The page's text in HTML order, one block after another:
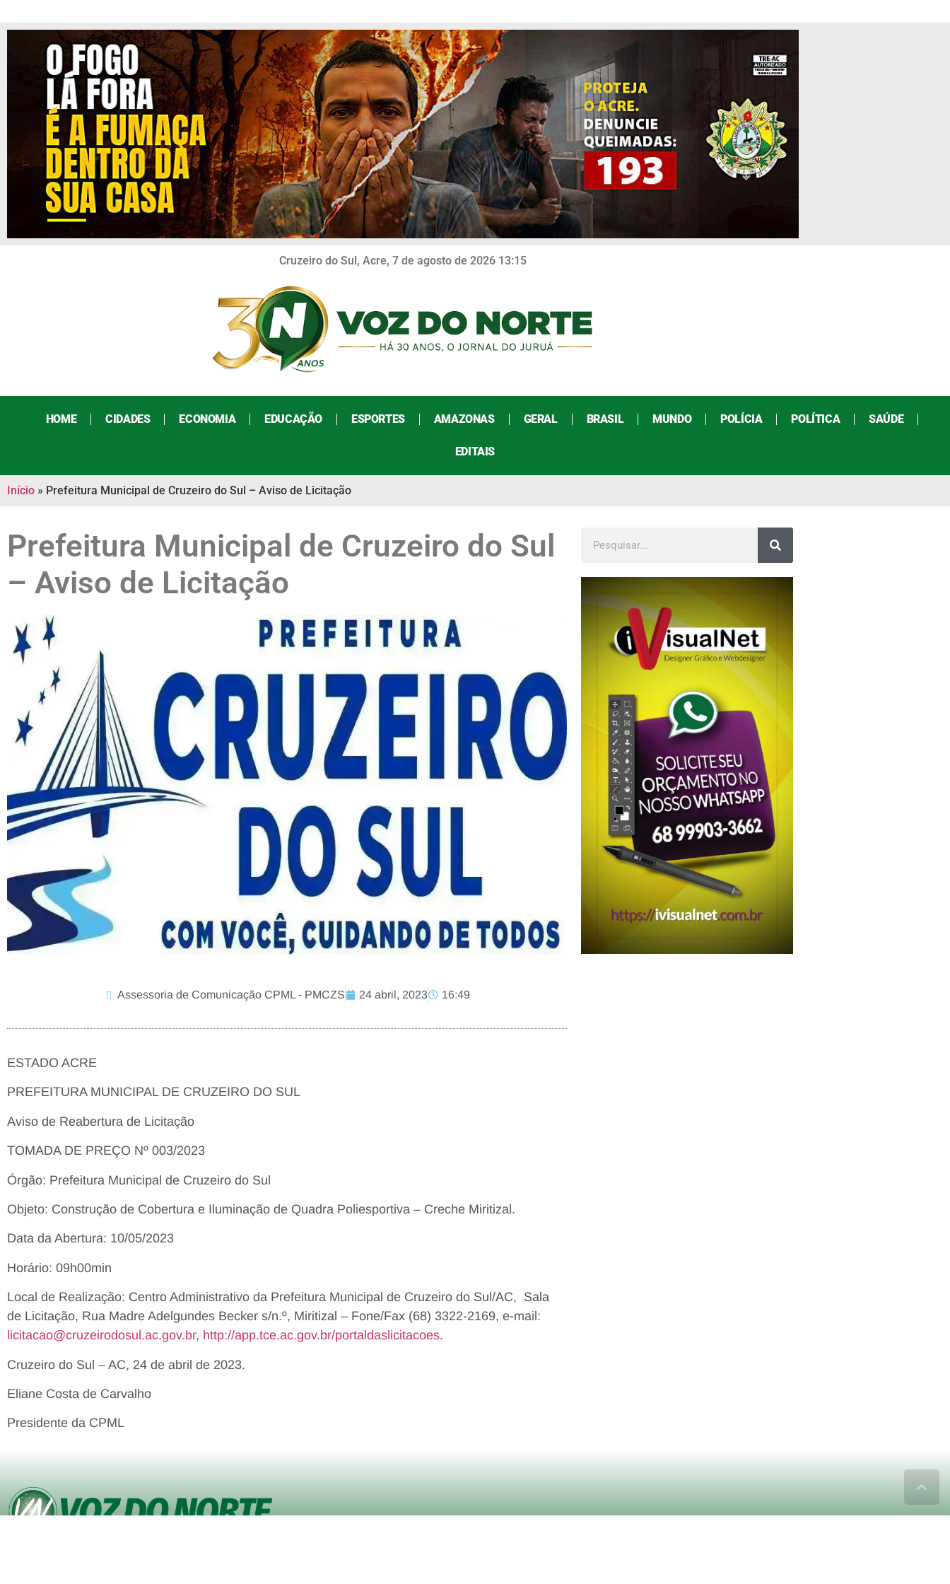
Cruzeiro do Sul, Acre, 7 de agosto de 2026 13:15
HOME CIDADES ECONOMIA EDUCAÇÃO ESPORTES AMAZONAS GERAL BRASIL MUNDO POLÍCIA POLÍTICA SAÚDE
EDITAIS
Início » Prefeitura Municipal de Cruzeiro do Sul – Aviso de Licitação
Prefeitura Municipal de Cruzeiro do Sul
– Aviso de Licitação
Assessoria de Comunicação CPML - PMCZS 24 abril, 2023 16:49
ESTADO ACRE
PREFEITURA MUNICIPAL DE CRUZEIRO DO SUL
Aviso de Reabertura de Licitação
TOMADA DE PREÇO Nº 003/2023
Órgão: Prefeitura Municipal de Cruzeiro do Sul
Objeto: Construção de Cobertura e Iluminação de Quadra Poliesportiva – Creche Miritizal.
Data da Abertura: 10/05/2023
Horário: 09h00min
Local de Realização: Centro Administrativo da Prefeitura Municipal de Cruzeiro do Sul/AC, Sala
de Licitação, Rua Madre Adelgundes Becker s/n.º, Miritizal – Fone/Fax (68) 3322-2169, e-mail:
licitacao@cruzeirodosul.ac.gov.br, http://app.tce.ac.gov.br/portaldaslicitacoes.
Cruzeiro do Sul – AC, 24 de abril de 2023.
Eliane Costa de Carvalho
Presidente da CPML